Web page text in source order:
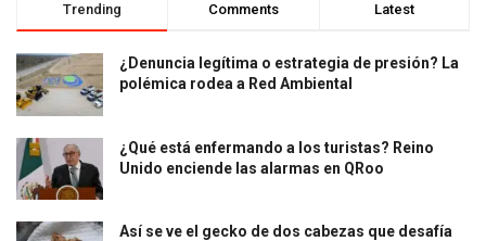
Trending Comments Latest
¿Denuncia legítima o estrategia de presión? La
polémica rodea a Red Ambiental
¿Qué está enfermando a los turistas? Reino
Unido enciende las alarmas en QRoo
Así se ve el gecko de dos cabezas que desafía